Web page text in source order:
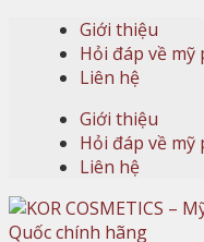
content
Giới thiệu
Hỏi đáp về mỹ
Liên hệ
Giới thiệu
Hỏi đáp về mỹ
Liên hệ